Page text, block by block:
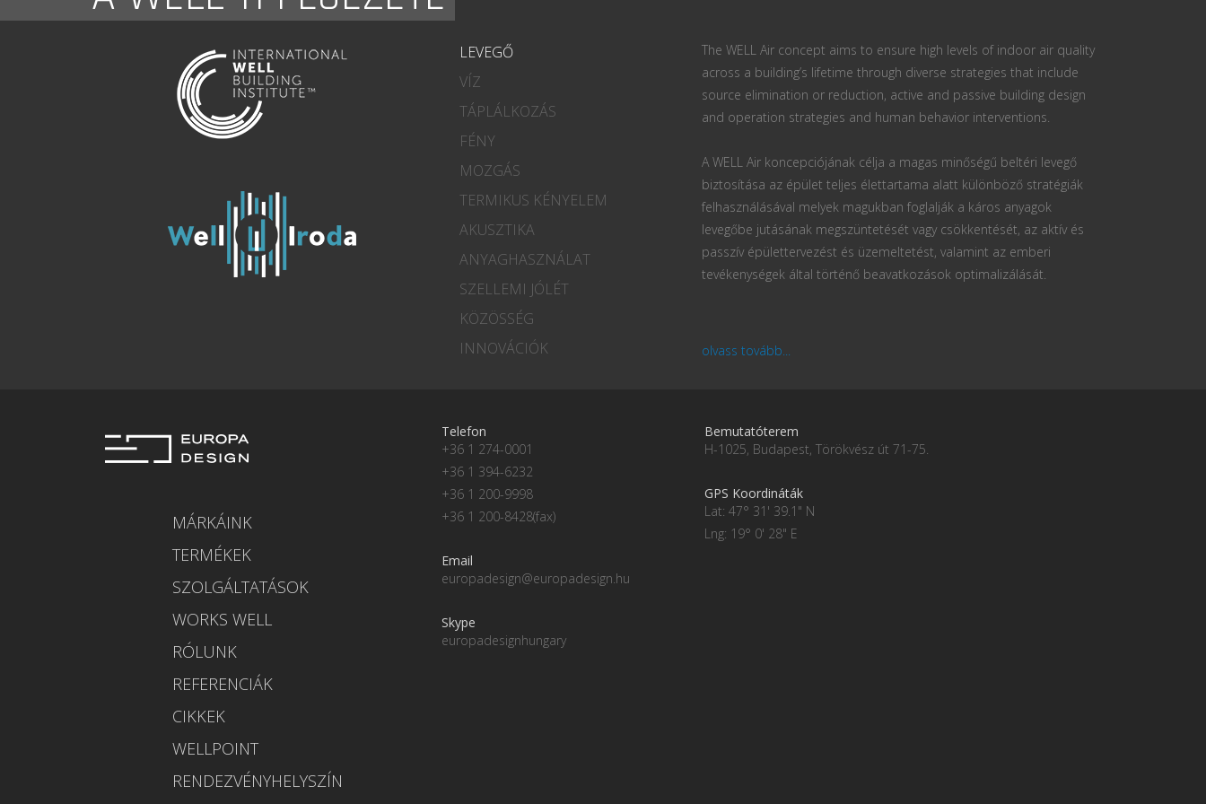
LEVEGŐ
VÍZ
TÁPLÁLKOZÁS
FÉNY
MOZGÁS
TERMIKUS KÉNYELEM
AKUSZTIKA
ANYAGHASZNÁLAT
SZELLEMI JÓLÉT
KÖZÖSSÉG
INNOVÁCIÓK
The WELL Air concept aims to ensure high levels of indoor air quality
across a building’s lifetime through diverse strategies that include
source elimination or reduction, active and passive building design
and operation strategies and human behavior interventions.
A WELL Air koncepciójának célja a magas minőségű beltéri levegő
biztosítása az épület teljes élettartama alatt különböző stratégiák
felhasználásával melyek magukban foglalják a káros anyagok
levegőbe jutásának megszüntetését vagy csökkentését, az aktív és
passzív épülettervezést és üzemeltetést, valamint az emberi
tevékenységek által történő beavatkozások optimalizálását.
olvass tovább...
MÁRKÁINK
TERMÉKEK
SZOLGÁLTATÁSOK
WORKS WELL
RÓLUNK
REFERENCIÁK
CIKKEK
WELLPOINT
RENDEZVÉNYHELYSZÍN
Telefon
+36 1 274-0001
+36 1 394-6232
+36 1 200-9998
+36 1 200-8428(fax)
Email
europadesign@europadesign.hu
Skype
europadesignhungary
Bemutatóterem
H-1025, Budapest, Törökvész út 71-75.
GPS Koordináták
Lat: 47° 31' 39.1" N
Lng: 19° 0' 28" E